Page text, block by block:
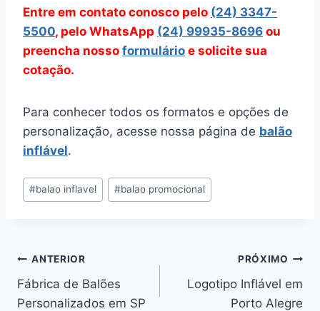
Entre em contato conosco pelo (24) 3347-
5500, pelo WhatsApp (24) 99935-8696 ou
preencha nosso formulário e solicite sua
cotação.
Para conhecer todos os formatos e opções de
personalização, acesse nossa página de balão
inflável.
Tags
do
#balao inflavel #balao promocional
Navegação
de
ANTERIOR
Fábrica de Balões
Personalizados em SP
PRÓXIMO
Logotipo Inflável em
Porto Alegre